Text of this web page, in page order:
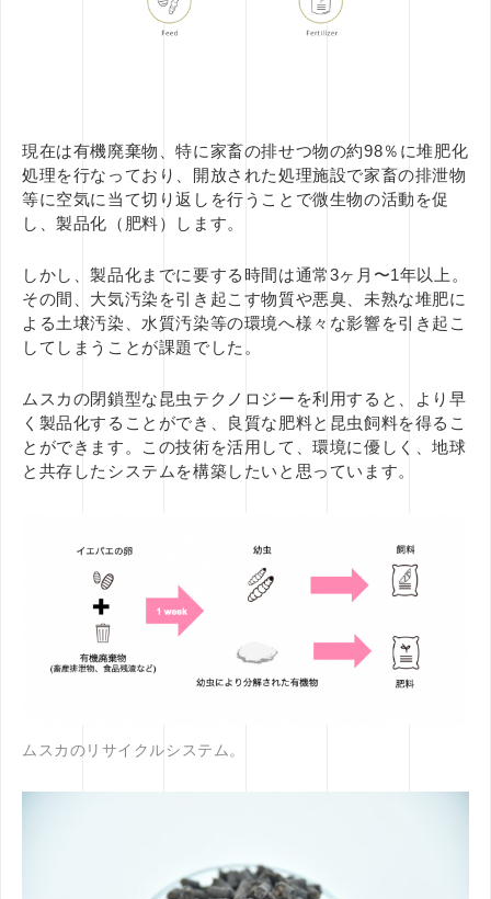
現在は有機廃棄物、特に家畜の排せつ物の約98％に堆肥化
処理を行なっており、開放された処理施設で家畜の排泄物
等に空気に当て切り返しを行うことで微生物の活動を促
し、製品化（肥料）します。
しかし、製品化までに要する時間は通常3ヶ月〜1年以上。
その間、大気汚染を引き起こす物質や悪臭、未熟な堆肥に
よる土壌汚染、水質汚染等の環境へ様々な影響を引き起こ
してしまうことが課題でした。
ムスカの閉鎖型な昆虫テクノロジーを利用すると、より早
く製品化することができ、良質な肥料と昆虫飼料を得るこ
とができます。この技術を活用して、環境に優しく、地球
と共存したシステムを構築したいと思っています。
ムスカのリサイクルシステム。